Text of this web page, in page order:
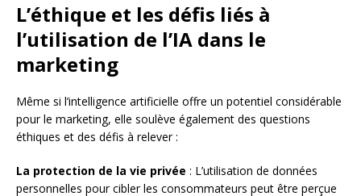
L’éthique et les défis liés à
l’utilisation de l’IA dans le
marketing
Même si l’intelligence artificielle offre un potentiel considérable
pour le marketing, elle soulève également des questions
éthiques et des défis à relever :
La protection de la vie privée : L’utilisation de données
personnelles pour cibler les consommateurs peut être perçue